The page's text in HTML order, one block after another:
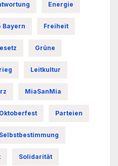
Energie
Bayern Freiheit
Grüne
Leitkultur
MiaSanMia
Oktoberfest Parteien
Selbstbestimmung
Solidarität